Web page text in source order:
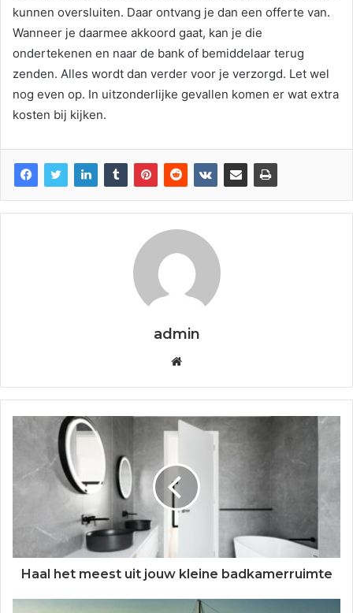
kunnen oversluiten. Daar ontvang je dan een offerte van.
Wanneer je daarmee akkoord gaat, kan je die
ondertekenen en naar de bank of bemiddelaar terug
zenden. Alles wordt dan verder voor je verzorgd. Let wel
nog even op. In uitzonderlijke gevallen komen er wat extra
kosten bij kijken.
admin
b
s
e
Haal het meest uit jouw kleine badkamerruimte